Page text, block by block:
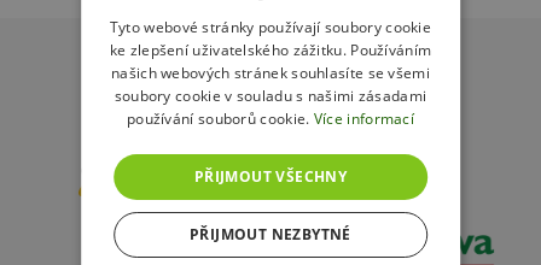
Partneři resortu
POLISH
Tyto webové stránky používají soubory cookie
ke zlepšení uživatelského zážitku. Používáním
našich webových stránek souhlasíte se všemi
soubory cookie v souladu s našimi zásadami
používání souborů cookie. Více informací
PŘIJMOUT VŠECHNY
PŘIJMOUT NEZBYTNÉ